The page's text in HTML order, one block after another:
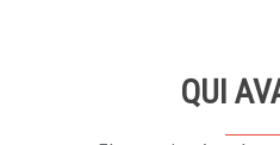
QUI